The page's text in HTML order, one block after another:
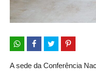
A sede da Conferência